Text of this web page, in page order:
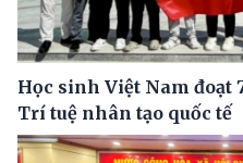
Học sinh Việt Nam đoạt
Trí tuệ nhân tạo quốc tế